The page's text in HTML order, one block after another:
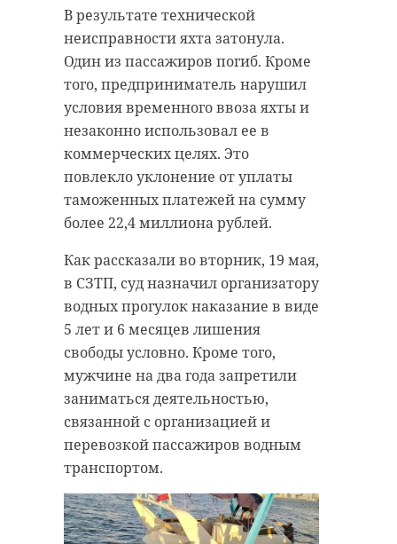
В результате технической
неисправности яхта затонула.
Один из пассажиров погиб. Кроме
того, предприниматель нарушил
условия временного ввоза яхты и
незаконно использовал ее в
коммерческих целях. Это
повлекло уклонение от уплаты
таможенных платежей на сумму
более 22,4 миллиона рублей.
Как рассказали во вторник, 19 мая,
в СЗТП, суд назначил организатору
водных прогулок наказание в виде
5 лет и 6 месяцев лишения
свободы условно. Кроме того,
мужчине на два года запретили
заниматься деятельностью,
связанной с организацией и
перевозкой пассажиров водным
транспортом.